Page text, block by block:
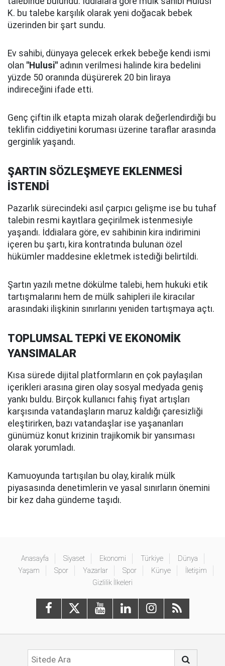
K. bu talebe karşılık olarak yeni doğacak bebek
üzerinden bir şart sundu.
Ev sahibi, dünyaya gelecek erkek bebeğe kendi ismi
olan "Hulusi" adının verilmesi halinde kira bedelini
yüzde 50 oranında düşürerek 20 bin liraya
indireceğini ifade etti.
Genç çiftin ilk etapta mizah olarak değerlendirdiği bu
teklifin ciddiyetini koruması üzerine taraflar arasında
gerginlik yaşandı.
ŞARTIN SÖZLEŞMEYE EKLENMESİ
İSTENDİ
Pazarlık sürecindeki asıl çarpıcı gelişme ise bu tuhaf
talebin resmi kayıtlara geçirilmek istenmesiyle
yaşandı. İddialara göre, ev sahibinin kira indirimini
içeren bu şartı, kira kontratında bulunan özel
hükümler maddesine ekletmek istediği belirtildi.
Şartın yazılı metne dökülme talebi, hem hukuki etik
tartışmalarını hem de mülk sahipleri ile kiracılar
arasındaki ilişkinin sınırlarını yeniden tartışmaya açtı.
TOPLUMSAL TEPKİ VE EKONOMİK
YANSIMALAR
Kısa sürede dijital platformların en çok paylaşılan
içerikleri arasına giren olay sosyal medyada geniş
yankı buldu. Birçok kullanıcı fahiş fiyat artışları
karşısında vatandaşların maruz kaldığı çaresizliği
eleştirirken, bazı vatandaşlar ise yaşananları
günümüz konut krizinin trajikomik bir yansıması
olarak yorumladı.
Kamuoyunda tartışılan bu olay, kiralık mülk
piyasasında denetimlerin ve yasal sınırların önemini
bir kez daha gündeme taşıdı.
Anasayfa Siyaset Ekonomi Türkiye
Dünya
Yaşam
Spor Yazarlar Spor Künye
İletişim
Gizlilik İlkeleri